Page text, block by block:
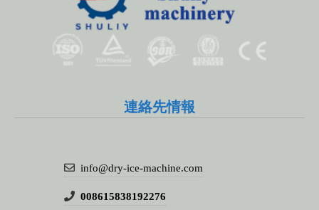
連絡先情報
info@dry-ice-machine.com
008615838192276